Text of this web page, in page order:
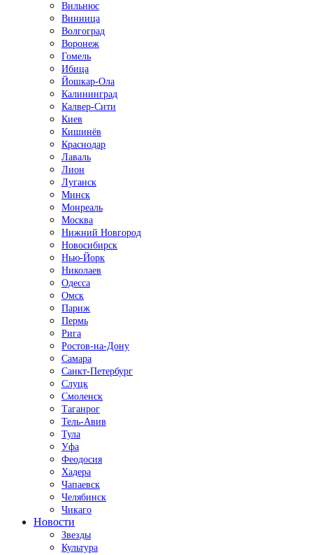
Вильнюс
Винница
Волгоград
Воронеж
Гомель
Ибица
Йошкар-Ола
Калининград
Калвер-Сити
Киев
Кишинёв
Краснодар
Лаваль
Лион
Луганск
Минск
Монреаль
Москва
Нижний Новгород
Новосибирск
Нью-Йорк
Николаев
Одесса
Омск
Париж
Пермь
Рига
Ростов-на-Дону
Самара
Санкт-Петербург
Слуцк
Смоленск
Таганрог
Тель-Авив
Тула
Уфа
Феодосия
Хадера
Чапаевск
Челябинск
Чикаго
Новости
Звезды
Культура